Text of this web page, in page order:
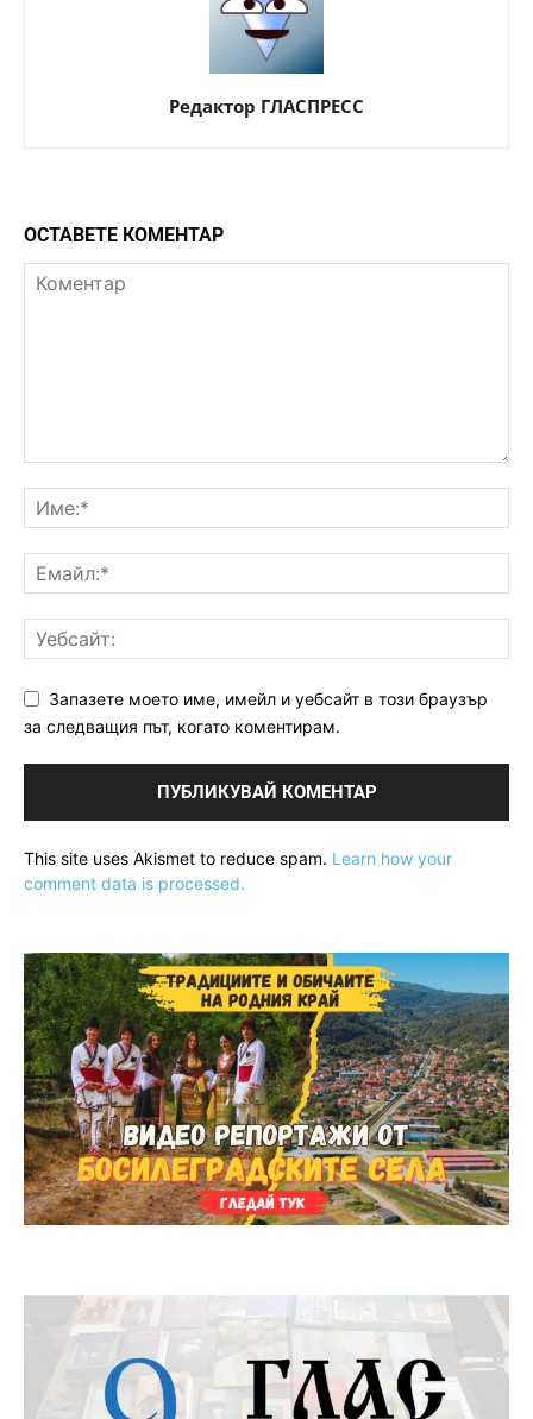
Редактор ГЛАСПРЕСС
ОСТАВЕТЕ КОМЕНТАР
Запазете моето име, имейл и уебсайт в този браузър
за следващия път, когато коментирам.
This site uses Akismet to reduce spam. Learn how your
comment data is processed.